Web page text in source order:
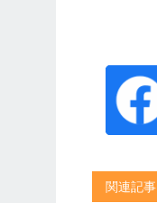
関連記事